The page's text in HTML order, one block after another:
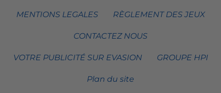
MENTIONS LEGALES RÈGLEMENT DES JEUX
CONTACTEZ NOUS
VOTRE PUBLICITÉ SUR EVASION GROUPE HPI
Plan du site